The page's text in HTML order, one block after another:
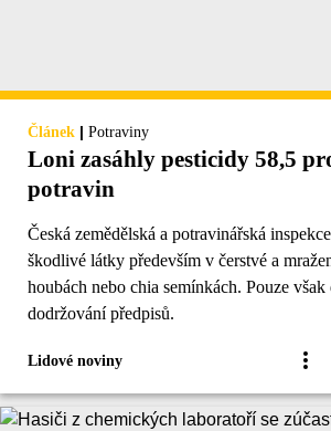
Článek | Potraviny
Loni zasáhly pesticidy 58,5
potravin
Česká zemědělská a potravinářská
škodlivé látky především v čerstvé a
houbách nebo chia semínkách. Pouze
dodržování předpisů.
Lidové noviny